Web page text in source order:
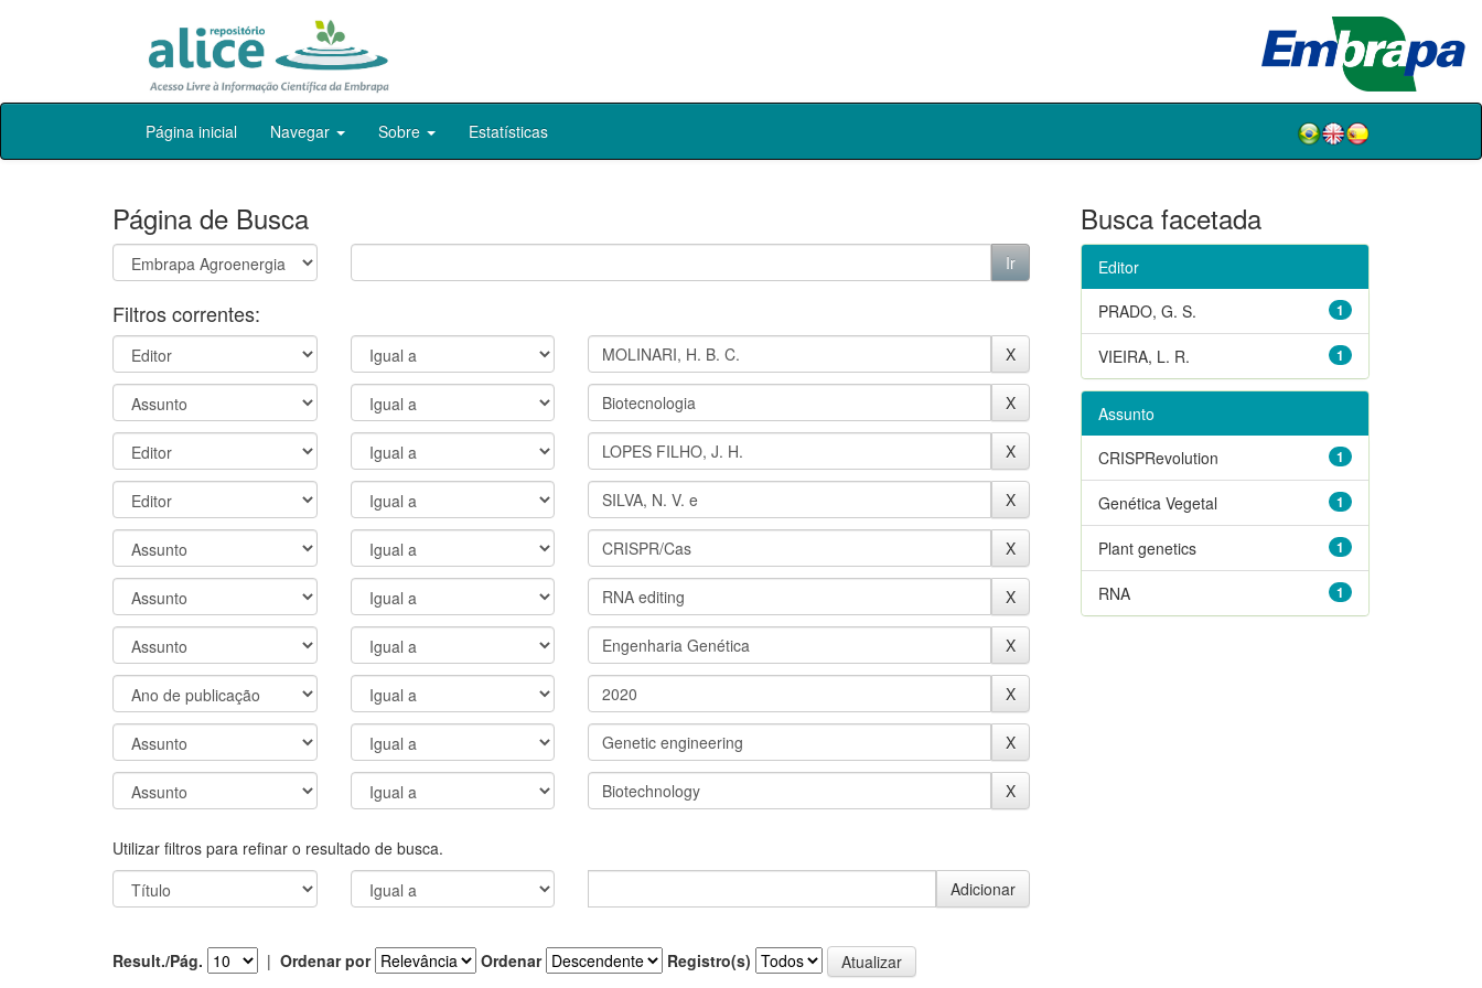
Skip
Página inicial Navegar Sobre Estatísticas
Página de Busca
Filtros correntes:
Utilizar filtros para refinar o resultado de busca.
Result./Pág. | Ordenar por Ordenar Registro(s)
Busca facetada
Editor
1
PRADO, G. S.
1
VIEIRA, L. R.
Assunto
1
CRISPRevolution
1
Genética Vegetal
1
Plant genetics
1
RNA